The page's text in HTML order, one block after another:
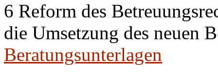
6 Reform des
die Umsetzung des neuen
Beratungsunterlagen